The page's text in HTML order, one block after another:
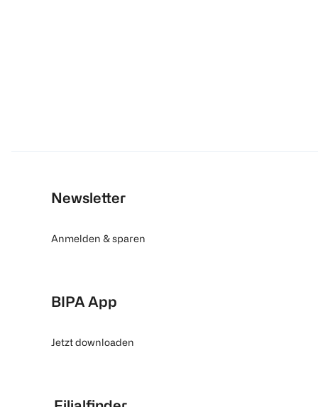
Newsletter
Anmelden & sparen
BIPA App
Jetzt downloaden